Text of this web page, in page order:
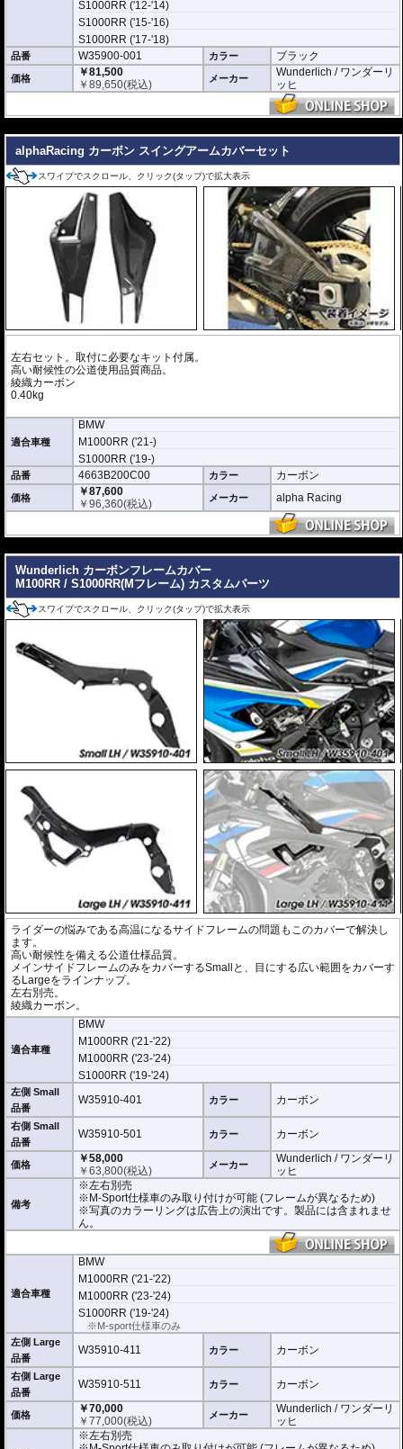
S1000RR ('12-'14)
S1000RR ('15-'16)
S1000RR ('17-'18)
品番 W35900-001 カラー ブラック
価格
￥81,500
￥89,650(税込) メーカー
Wunderlich / ワンダーリ
ッヒ
alphaRacing カーボン スイングアームカバーセット
スワイプでスクロール、クリック(タップ)で拡大表示
左右セット。取付に必要なキット付属。
高い耐候性の公道使用品質商品。
綾織カーボン
0.40kg
適合車種
BMW
M1000RR ('21-)
S1000RR ('19-)
品番 4663B200C00 カラー カーボン
価格
￥87,600
￥96,360(税込) メーカー alpha Racing
Wunderlich カーボンフレームカバー
M100RR / S1000RR(Mフレーム) カスタムパーツ
スワイプでスクロール、クリック(タップ)で拡大表示
ライダーの悩みである高温になるサイドフレームの問題もこのカバーで解決し
ます。
高い耐候性を備える公道仕様品質。
メインサイドフレームのみをカバーするSmallと、目にする広い範囲をカバーす
るLargeをラインナップ。
左右別売。
綾織カーボン。
適合車種
BMW
M1000RR ('21-'22)
M1000RR ('23-'24)
S1000RR ('19-'24)
左側 Small
品番
W35910-401 カラー カーボン
右側 Small
品番
W35910-501 カラー カーボン
価格
￥58,000
￥63,800(税込) メーカー
Wunderlich / ワンダーリ
ッヒ
備考
※左右別売
※M-Sport仕様車のみ取り付けが可能 (フレームが異なるため)
※写真のカラーリングは広告上の演出です。製品には含まれませ
ん。
適合車種
BMW
M1000RR ('21-'22)
M1000RR ('23-'24)
S1000RR ('19-'24)
※M-sport仕様車のみ
左側 Large
品番
W35910-411 カラー カーボン
右側 Large
品番
W35910-511 カラー カーボン
価格
￥70,000
￥77,000(税込) メーカー
Wunderlich / ワンダーリ
ッヒ
※左右別売